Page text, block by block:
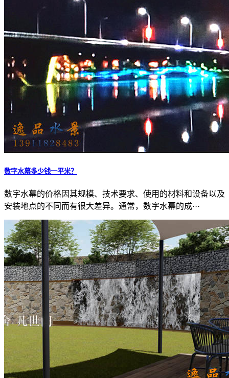
数字水幕多少钱一平米？
数字水幕的价格因其规模、技术要求、使用的材料和设备以及
安装地点的不同而有很大差异。通常，数字水幕的成···